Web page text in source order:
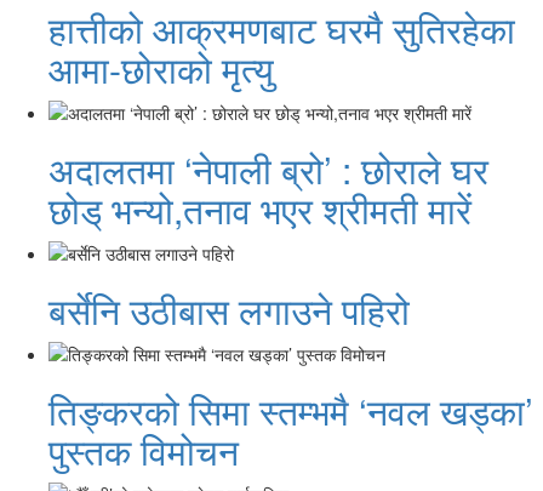
हात्तीको आक्रमणबाट घरमै सुतिरहेका
आमा-छोराको मृत्यु
अदालतमा ‘नेपाली ब्रो’ : छोराले घर
छोड् भन्यो,तनाव भएर श्रीमती मारें
बर्सेनि उठीबास लगाउने पहिरो
तिङ्करको सिमा स्तम्भमै ‘नवल खड्का’
पुस्तक विमोचन